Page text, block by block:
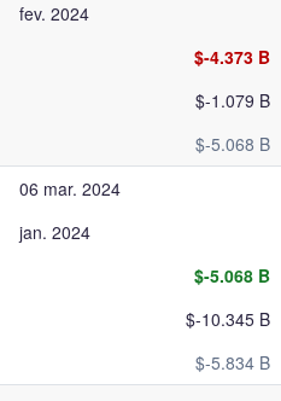
fev. 2024
$-4.373 B
$-1.079 B
$-5.068 B
06 mar. 2024
jan. 2024
$-5.068 B
$-10.345 B
$-5.834 B